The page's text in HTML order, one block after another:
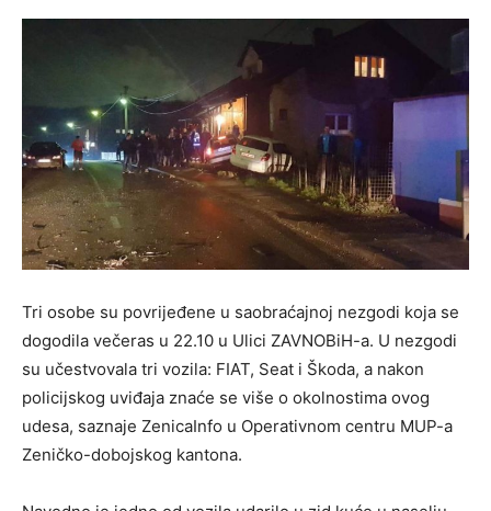
Tri osobe su povrijeđene u saobraćajnoj nezgodi koja se
dogodila večeras u 22.10 u Ulici ZAVNOBiH-a. U nezgodi
su učestvovala tri vozila: FIAT, Seat i Škoda, a nakon
policijskog uviđaja znaće se više o okolnostima ovog
udesa, saznaje ZenicaInfo u Operativnom centru MUP-a
Zeničko-dobojskog kantona.